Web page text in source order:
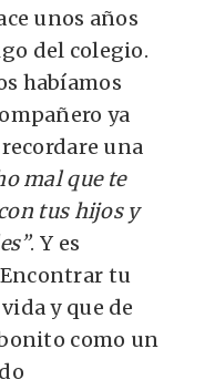
unos años
del colegio.
habíamos
ya
una
mal que te
tus hijos y
. Y es
tu
y que de
como un